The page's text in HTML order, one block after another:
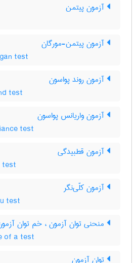
آزمون پیتمن
آزمون پیتمن-مورگان
test
آزمون روند پواسون
test
آزمون واریانس پواسون
test
آزمون قطبیدگی
test
آزمون کلّی‌نگر
test
منحنی توان آزمون ، خم توان
of a test
توان آزمون